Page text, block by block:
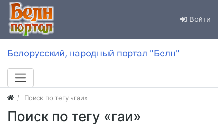
Войти
Белорусский, народный портал "Белн"
Поиск по тегу «гаи»
Поиск по тегу «гаи»